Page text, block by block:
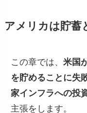
アメリカは貯蓄
この章では、米国
を貯めることに失
家インフラへの投
主張をします。